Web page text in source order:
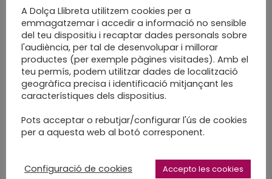
sabadell
slow craft slow made
Entrades recents
Escriure per ser més lliure
A Dolça Llibreta utilitzem cookies per a
emmagatzemar i accedir a informació no sensible
del teu dispositiu i recaptar dades personals sobre
l'audiència, per tal de desenvolupar i millorar
productes (per exemple pàgines visitades). Amb el
teu permís, podem utilitzar dades de localització
geogràfica precisa i identificació mitjançant les
característiques dels dispositius.
Pots acceptar o rebutjar/configurar l'ús de cookies
per a aquesta web al botó corresponent.
Configuració de cookies Accepto les cookies